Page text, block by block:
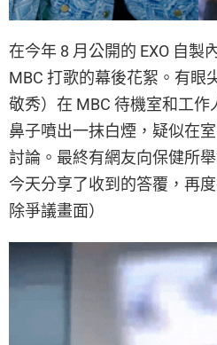
在今年 8 月公開的 EXO 自製
MBC 打歌的幕後花絮。有眼
敬秀）在 MBC 待機室和工
鼻子噴出一抹白煙，疑似在
討論。最終有網友向保健所舉
今天分享了收到的答覆，再
除爭議畫面）